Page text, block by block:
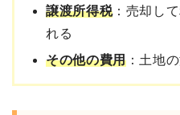
譲渡所得税：売却し
れる
その他の費用：土地